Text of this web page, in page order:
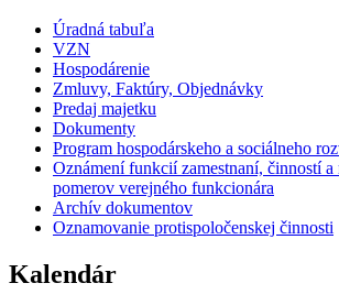
Úradná tabuľa
VZN
Hospodárenie
Zmluvy, Faktúry, Objednávky
Predaj majetku
Dokumenty
Program hospodárskeho a sociálneho
Oznámení funkcií zamestnaní, činností a
pomerov verejného funkcionára
Archív dokumentov
Oznamovanie protispoločenskej činnosti
Kalendár